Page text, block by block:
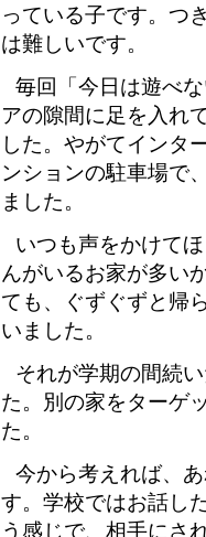
っている子です。つ
は難しいです。
毎回「今日は遊べ
アの隙間に足を入れ
した。やがてインタ
ンションの駐車場で
ました。
いつも声をかけて
んがいるお家が多い
ても、ぐずぐずと帰
いました。
それが学期の間続
た。別の家をターゲ
た。
今から考えれば、
す。学校ではお話し
う感じで、相手にさ